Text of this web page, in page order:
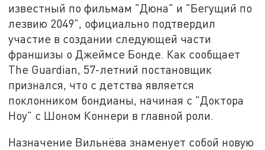
известный по фильмам "Дюна" и "Бегущий по
лезвию 2049", официально подтвердил
участие в создании следующей части
франшизы о Джеймсе Бонде. Как сообщает
The Guardian, 57-летний постановщик
признался, что с детства является
поклонником бондианы, начиная с "Доктора
Ноу" с Шоном Коннери в главной роли.
Назначение Вильнёва знаменует собой новую